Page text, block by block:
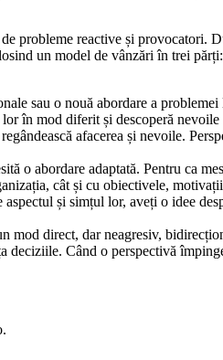
probleme reactive și provocatori.
un model de vânzări în trei
sau o nouă abordare a
în mod diferit și descoperă
afacerea și nevoile.
o abordare adaptată. Pentru ca
cât și cu obiectivele,
și simțul lor, aveți o idee
mod direct, dar neagresiv,
Când o perspectivă